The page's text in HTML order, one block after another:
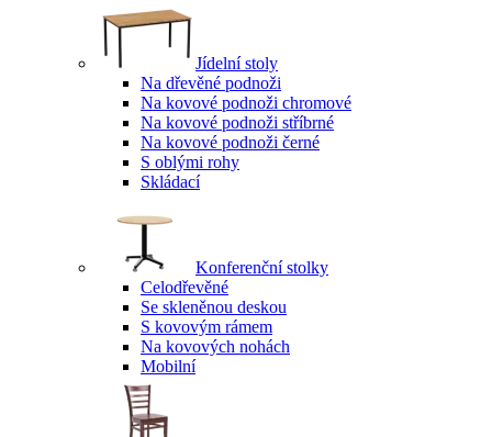
Jídelní stoly
Na dřevěné podnoži
Na kovové podnoži chromové
Na kovové podnoži stříbrné
Na kovové podnoži černé
S oblými rohy
Skládací
Konferenční stolky
Celodřevěné
Se skleněnou deskou
S kovovým rámem
Na kovových nohách
Mobilní